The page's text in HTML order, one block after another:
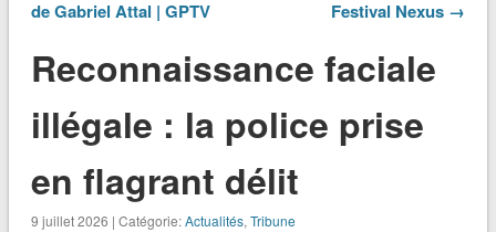
de Gabriel Attal | GPTV
Festival Nexus →
Reconnaissance faciale
illégale : la police prise
en flagrant délit
9 juillet 2026 | Catégorie:Actualités, Tribune